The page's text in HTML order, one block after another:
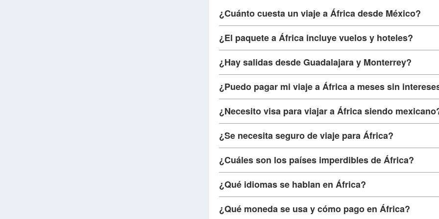
¿Cuánto cuesta un viaje a África desde México?
¿El paquete a África incluye vuelos y hoteles?
¿Hay salidas desde Guadalajara y Monterrey?
¿Puedo pagar mi viaje a África a meses sin
¿Necesito visa para viajar a África siendo
¿Se necesita seguro de viaje para África?
¿Cuáles son los países imperdibles de África?
¿Qué idiomas se hablan en África?
¿Qué moneda se usa y cómo pago en África?